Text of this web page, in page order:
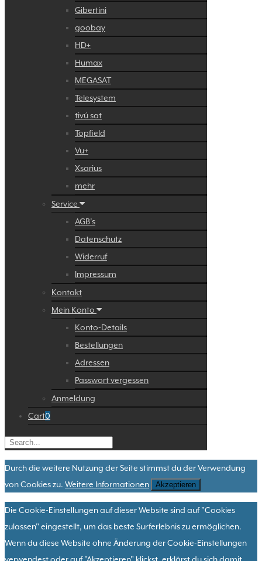
Gibertini
goobay
HD+
Humax
MEGASAT
Telesystem
tivú sat
Topfield
Vu+
Xsarius
mehr
Service
AGB’s
Datenschutz
Widerruf
Impressum
Kontakt
Mein Konto
Konto-Details
Bestellungen
Adressen
Passwort vergessen
Anmeldung
Cart0
Durch die weitere Nutzung der Seite stimmst du der Verwendung
von Cookies zu. Weitere Informationen Akzeptieren
Die Cookie-Einstellungen auf dieser Website sind auf "Cookies
zulassen" eingestellt, um das beste Surferlebnis zu ermöglichen.
Wenn du diese Website ohne Änderung der Cookie-Einstellungen